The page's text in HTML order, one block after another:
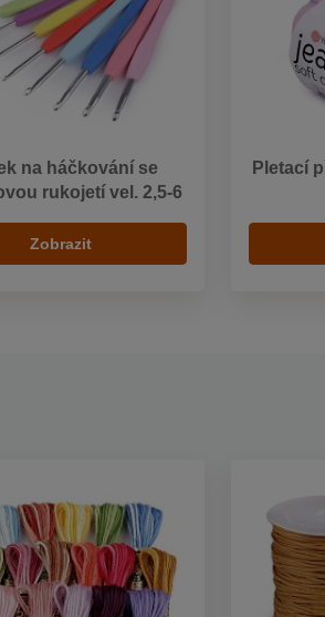
na háčkování se
rukojetí vel. 2,5-6
Zobrazit
Pletací